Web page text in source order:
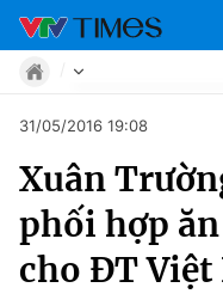
Chuyên mục
Tin tức
Move
Phong cách
Chân dung
Sự kiện
Bóng đá
Thể thao điện tử
31/05/2016 19:08
Xuân
phối hợp
cho ĐT Việt